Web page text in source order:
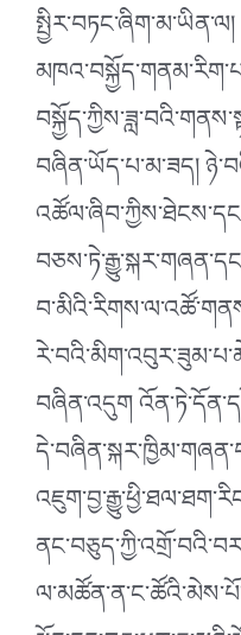
བཞིན་ཡོད་པ་མ་ཟད།
བཞིན་འདུག